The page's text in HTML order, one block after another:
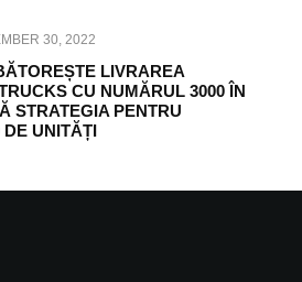
30, 2022
LIVRAREA
CU NUMĂRUL 3000 ÎN
STRATEGIA PENTRU
UNITĂȚI